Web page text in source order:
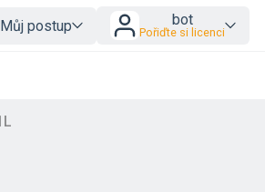
Můj postup bot
Pořiďte si licenci